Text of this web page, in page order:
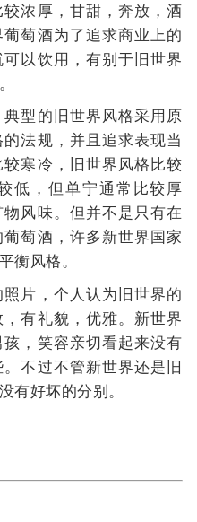
浓厚，甘甜，奔放，酒
萄酒为了追求商业上的
以饮用，有别于旧世界
型的旧世界风格采用原
法规，并且追求表现当
寒冷，旧世界风格比较
低，但单宁通常比较厚
风味。但并不是只有在
萄酒，许多新世界国家
衡风格。
片，个人认为旧世界的
有礼貌，优雅。新世界
，笑容亲切看起来没有
不过不管新世界还是旧
有好坏的分别。